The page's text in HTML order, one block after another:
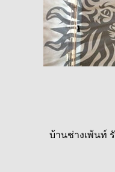
บ้านช่างเพ้นท์